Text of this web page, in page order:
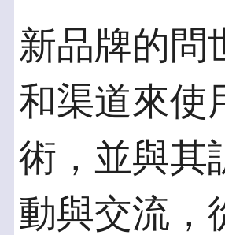
新品牌的問
和渠道來使
術，並與其
動與交流，